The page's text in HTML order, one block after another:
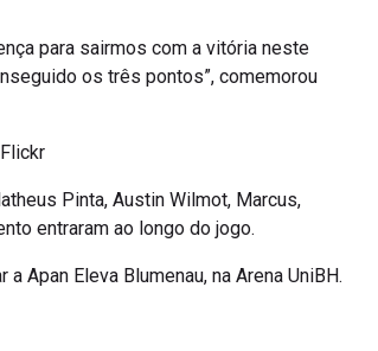
para sairmos com a vitória neste
os três pontos”, comemorou
Pinta, Austin Wilmot, Marcus,
entraram ao longo do jogo.
Apan Eleva Blumenau, na Arena UniBH.